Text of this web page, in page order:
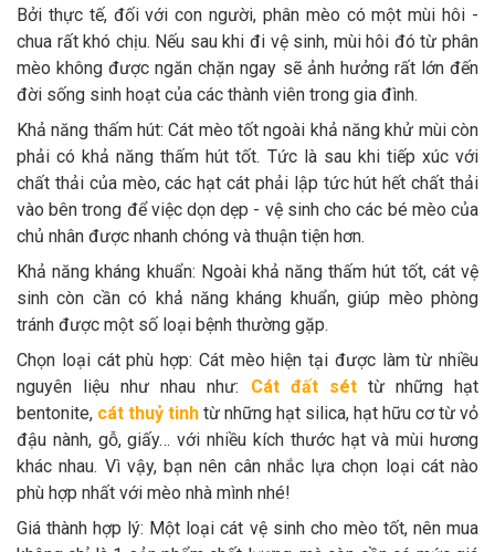
Bởi thực tế, đối với con người, phân mèo có một mùi hôi -
chua rất khó chịu. Nếu sau khi đi vệ sinh, mùi hôi đó từ phân
mèo không được ngăn chặn ngay sẽ ảnh hưởng rất lớn đến
đời sống sinh hoạt của các thành viên trong gia đình.
Khả năng thấm hút: Cát mèo tốt ngoài khả năng khử mùi còn
phải có khả năng thấm hút tốt. Tức là sau khi tiếp xúc với
chất thải của mèo, các hạt cát phải lập tức hút hết chất thải
vào bên trong để việc dọn dẹp - vệ sinh cho các bé mèo của
chủ nhân được nhanh chóng và thuận tiện hơn.
Khả năng kháng khuẩn: Ngoài khả năng thấm hút tốt, cát vệ
sinh còn cần có khả năng kháng khuẩn, giúp mèo phòng
tránh được một số loại bệnh thường gặp.
Chọn loại cát phù hợp: Cát mèo hiện tại được làm từ nhiều
nguyên liệu như nhau như: Cát đất séttừ những hạt
bentonite, cát thuỷ tinh từ những hạt silica, hạt hữu cơ từ vỏ
đậu nành, gỗ, giấy… với nhiều kích thước hạt và mùi hương
khác nhau. Vì vậy, bạn nên cân nhắc lựa chọn loại cát nào
phù hợp nhất với mèo nhà mình nhé!
Giá thành hợp lý: Một loại cát vệ sinh cho mèo tốt, nên mua